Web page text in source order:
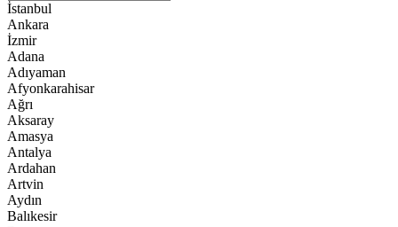
İstanbul
Ankara
İzmir
Adana
Adıyaman
Afyonkarahisar
Ağrı
Aksaray
Amasya
Antalya
Ardahan
Artvin
Aydın
Balıkesir